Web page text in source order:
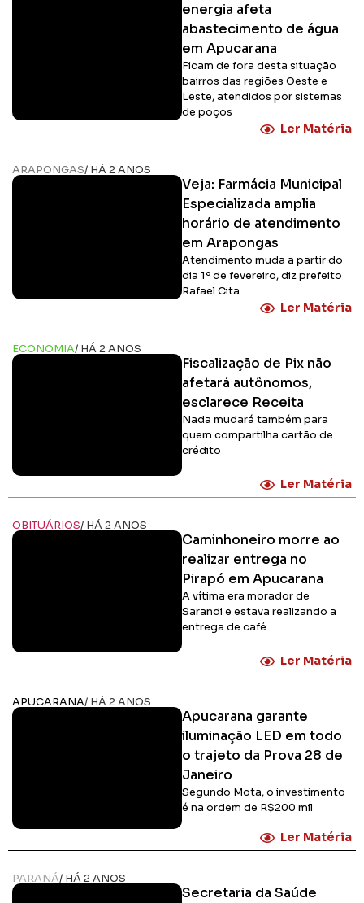
energia afeta
abastecimento de água
em Apucarana
Ficam de fora desta situação
bairros das regiões Oeste e
Leste, atendidos por sistemas
de poços
Ler Matéria
ARAPONGAS/ HÁ 2 ANOS
Veja: Farmácia Municipal
Especializada amplia
horário de atendimento
em Arapongas
Atendimento muda a partir do
dia 1º de fevereiro, diz prefeito
Rafael Cita
Ler Matéria
ECONOMIA/ HÁ 2 ANOS
Fiscalização de Pix não
afetará autônomos,
esclarece Receita
Nada mudará também para
quem compartilha cartão de
crédito
Ler Matéria
OBITUÁRIOS/ HÁ 2 ANOS
Caminhoneiro morre ao
realizar entrega no
Pirapó em Apucarana
A vítima era morador de
Sarandi e estava realizando a
entrega de café
Ler Matéria
APUCARANA/ HÁ 2 ANOS
Apucarana garante
iluminação LED em todo
o trajeto da Prova 28 de
Janeiro
Segundo Mota, o investimento
é na ordem de R$200 mil
Ler Matéria
PARANÁ/ HÁ 2 ANOS
Secretaria da Saúde